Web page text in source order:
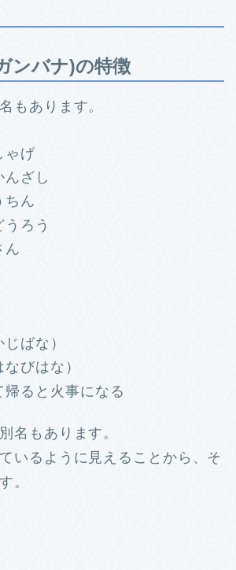
ンバナ)の特徴
もあります。
ゃげ
んざし
ちん
ろう
ん
ばな）
びはな）
帰ると火事になる
名もあります。
いるように見えることから、そ
。